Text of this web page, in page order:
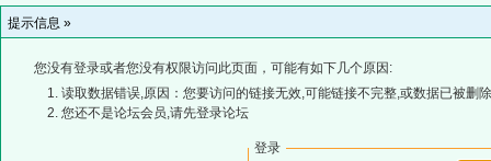
提示信息 »
您没有登录或者您没有权限访问此页面，可能有如下几个原因:
读取数据错误,原因：您要访问的链接无效,可能链接不完整,或数据已被删
您还不是论坛会员,请先登录论坛
登录